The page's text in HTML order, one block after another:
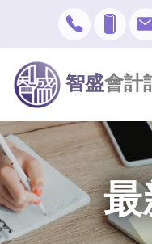
智盛會計
最